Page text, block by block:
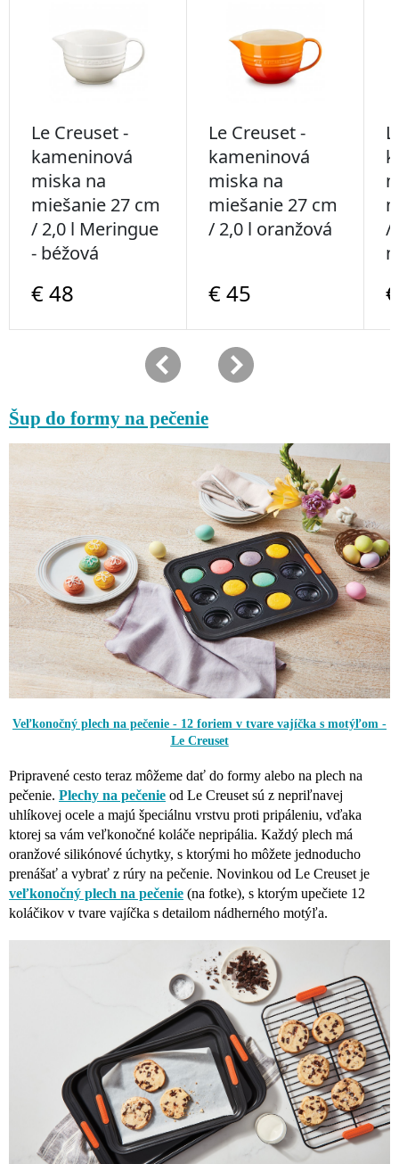
Šup do formy na pečenie
Veľkonočný plech na pečenie - 12 foriem v tvare vajíčka s motýľom -
Le Creuset
Pripravené cesto teraz môžeme dať do formy alebo na plech na
pečenie. Plechy na pečenie od Le Creuset sú z nepriľnavej
uhlíkovej ocele a majú špeciálnu vrstvu proti pripáleniu, vďaka
ktorej sa vám veľkonočné koláče nepripália. Každý plech má
oranžové silikónové úchytky, s ktorými ho môžete jednoducho
prenášať a vybrať z rúry na pečenie. Novinkou od Le Creuset je
veľkonočný plech na pečenie (na fotke), s ktorým upečiete 12
koláčikov v tvare vajíčka s detailom nádherného motýľa.